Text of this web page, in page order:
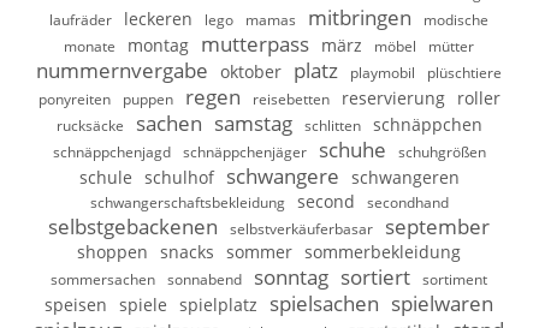
laufräder
leckeren lego mamas mitbringen
modische
monate
montag mutterpass märz möbel mütter
nummernvergabe oktober platz playmobil
plüschtiere
ponyreiten
puppen regen reisebetten reservierung roller
rucksäcke sachen samstag schlitten schnäppchen
schnäppchenjagd schnäppchenjäger schuhe schuhgrößen
schule schulhof schwangere schwangeren
schwangerschaftsbekleidung second secondhand
selbstgebackenen selbstverkäuferbasar september
shoppen snacks sommer sommerbekleidung
sommersachen sonnabend sonntag sortiert sortiment
speisen spiele spielplatz spielsachen spielwaren